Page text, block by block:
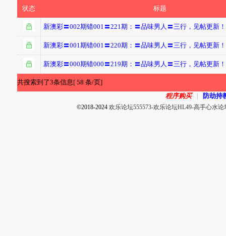
状态 标题
新澳彩〓002期错001〓221期：〓品味男人〓三行，见帖更新！
新澳彩〓001期错001〓220期：〓品味男人〓三行，见帖更新！
新澳彩〓000期错000〓219期：〓品味男人〓三行，见帖更新！
共搜索到了3条信息[ 58 条/页]
程序购买
防劫持
©2018-2024欢乐论坛555573-欢乐论坛HL49-高手心水